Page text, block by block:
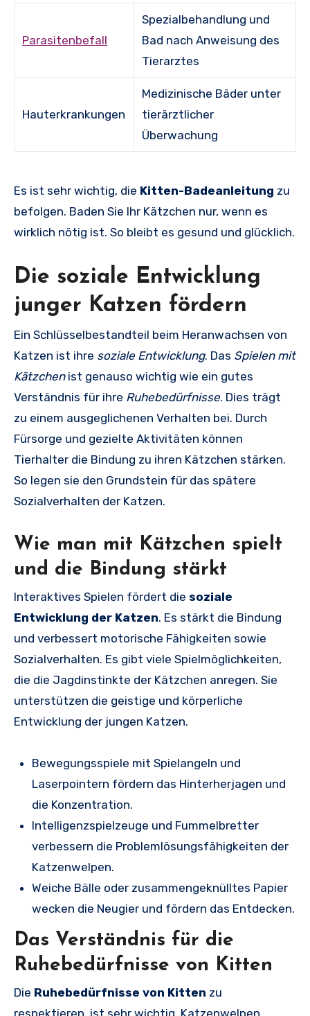
Parasitenbefall
Spezialbehandlung und
Bad nach Anweisung des
Tierarztes
Hauterkrankungen
Medizinische Bäder unter
tierärztlicher
Überwachung
Es ist sehr wichtig, die Kitten-Badeanleitung zu
befolgen. Baden Sie Ihr Kätzchen nur, wenn es
wirklich nötig ist. So bleibt es gesund und glücklich.
Die soziale Entwicklung
junger Katzen fördern
Ein Schlüsselbestandteil beim Heranwachsen von
Katzen ist ihre soziale Entwicklung. Das Spielen mit
Kätzchenist genauso wichtig wie ein gutes
Verständnis für ihre Ruhebedürfnisse. Dies trägt
zu einem ausgeglichenen Verhalten bei. Durch
Fürsorge und gezielte Aktivitäten können
Tierhalter die Bindung zu ihren Kätzchen stärken.
So legen sie den Grundstein für das spätere
Sozialverhalten der Katzen.
Wie man mit Kätzchen spielt
und die Bindung stärkt
Interaktives Spielen fördert die soziale
Entwicklung der Katzen. Es stärkt die Bindung
und verbessert motorische Fähigkeiten sowie
Sozialverhalten. Es gibt viele Spielmöglichkeiten,
die die Jagdinstinkte der Kätzchen anregen. Sie
unterstützen die geistige und körperliche
Entwicklung der jungen Katzen.
Bewegungsspiele mit Spielangeln und
Laserpointern fördern das Hinterherjagen und
die Konzentration.
Intelligenzspielzeuge und Fummelbretter
verbessern die Problemlösungsfähigkeiten der
Katzenwelpen.
Weiche Bälle oder zusammengeknülltes Papier
wecken die Neugier und fördern das Entdecken.
Das Verständnis für die
Ruhebedürfnisse von Kitten
Die Ruhebedürfnisse von Kitten zu